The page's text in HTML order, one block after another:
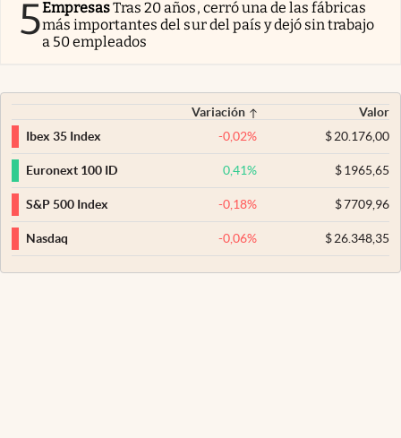
5EmpresasTras 20 años, cerró una de las fábricas
más importantes del sur del país y dejó sin trabajo
a 50 empleados
Variación
Valor
Ibex 35 Index
-0,02% $20.176,00
Euronext 100 ID 0,41% $1965,65
S&P 500 Index -0,18% $7709,96
Nasdaq -0,06% $26.348,35